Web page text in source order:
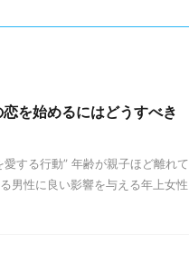
を始めるにはどうすべき
する行動” 年齢が親子ほど離れて
男性に良い影響を与える年上女性